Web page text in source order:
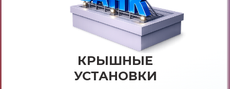
лист, заказать, дёшево,
Архангельск, Северодвинск,
Новодвинск, Онега, Коряжма,
Котлас, Вельск, Няндома,
Каргополь, Шенкурск, Мезень,
Плесецк, Коноша, Мирный,
Березник, Двинской Березник,
КРЫШНЫЕ
УСТАНОВКИ